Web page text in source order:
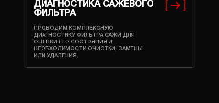
ДИАГНОСТИКА САЖЕВОГО
ФИЛЬТРА
ПРОВОДИМ КОМПЛЕКСНУЮ
ДИАГНОСТИКУ ФИЛЬТРА САЖИ ДЛЯ
ОЦЕНКИ ЕГО СОСТОЯНИЯ И
НЕОБХОДИМОСТИ ОЧИСТКИ, ЗАМЕНЫ
ИЛИ УДАЛЕНИЯ.